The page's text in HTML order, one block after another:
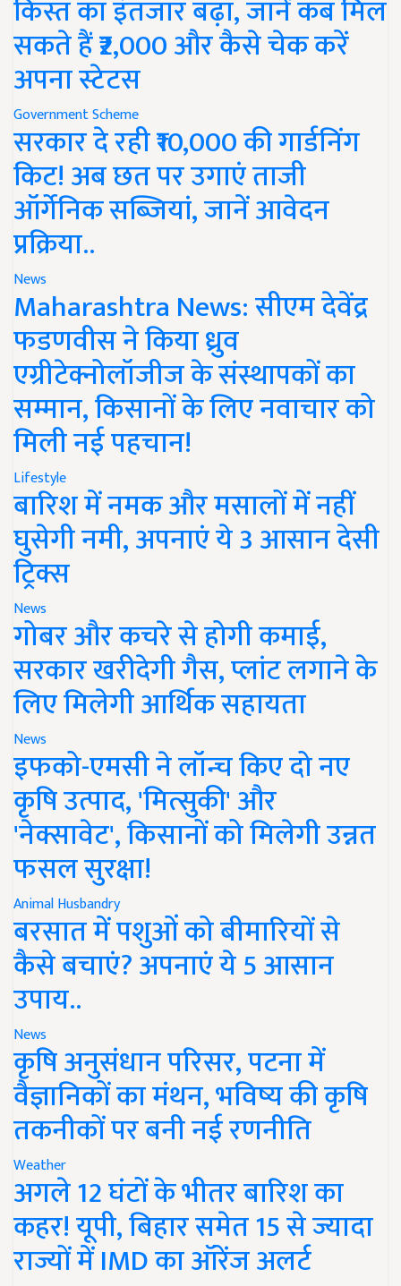
किस्त का इंतजार बढ़ा, जानें कब मिल
सकते हैं ₹2,000 और कैसे चेक करें
अपना स्टेटस
Government Scheme
सरकार दे रही ₹10,000 की गार्डनिंग
किट! अब छत पर उगाएं ताजी
ऑर्गेनिक सब्जियां, जानें आवेदन
प्रक्रिया..
News
Maharashtra News: सीएम देवेंद्र
फडणवीस ने किया ध्रुव
एग्रीटेक्नोलॉजीज के संस्थापकों का
सम्मान, किसानों के लिए नवाचार को
मिली नई पहचान!
Lifestyle
बारिश में नमक और मसालों में नहीं
घुसेगी नमी, अपनाएं ये 3 आसान देसी
ट्रिक्स
News
गोबर और कचरे से होगी कमाई,
सरकार खरीदेगी गैस, प्लांट लगाने के
लिए मिलेगी आर्थिक सहायता
News
इफको-एमसी ने लॉन्च किए दो नए
कृषि उत्पाद, 'मित्सुकी' और
'नेक्सावेट', किसानों को मिलेगी उन्नत
फसल सुरक्षा!
Animal Husbandry
बरसात में पशुओं को बीमारियों से
कैसे बचाएं? अपनाएं ये 5 आसान
उपाय..
News
कृषि अनुसंधान परिसर, पटना में
वैज्ञानिकों का मंथन, भविष्य की कृषि
तकनीकों पर बनी नई रणनीति
Weather
अगले 12 घंटों के भीतर बारिश का
कहर! यूपी, बिहार समेत 15 से ज्यादा
राज्यों में IMD का ऑरेंज अलर्ट